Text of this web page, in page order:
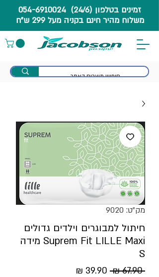
זמינים בטלפון (24/6) 054-6910024
משלוח מהיר חינם בקניה מעל 299 ש"ח
מק"ט: 9020
חיתול למבוגרים וילדים גדולים
Suprem Fit LILLE Maxi מידה
S
‏67.90 ‏₪
מחיר